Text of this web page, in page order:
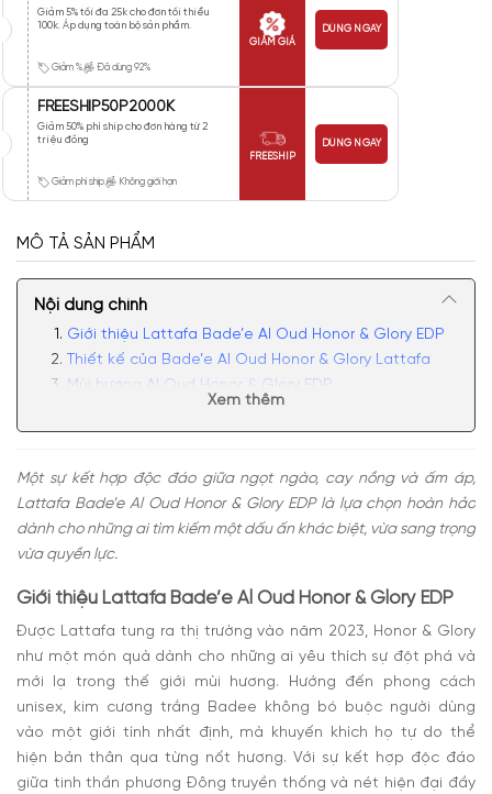
Giảm 5% tối đa 25k cho đơn tối thiểu
100k. Áp dụng toàn bộ sản phẩm.
Giảm % Đã dùng 92%
GIẢM GIÁ
DÙNG NGAY
FREESHIP50P2000K
Giảm 50% phí ship cho đơn hàng từ 2
triệu đồng
Giảm phí ship Không giới hạn
FREESHIP
DÙNG NGAY
MÔ TẢ SẢN PHẨM
Nội dung chính
Giới thiệu Lattafa Bade’e Al Oud Honor & Glory EDP
Thiết kế của Bade’e Al Oud Honor & Glory Lattafa
Mùi hương Al Oud Honor & Glory EDP
Niche?
Xem thêm
Một sự kết hợp độc đáo giữa ngọt ngào, cay nồng và ấm áp,
Lattafa Bade’e Al Oud Honor & Glory EDP là lựa chọn hoàn hảo
dành cho những ai tìm kiếm một dấu ấn khác biệt, vừa sang trọng
vừa quyền lực.
Giới thiệu Lattafa Bade’e Al Oud Honor & Glory EDP
Được Lattafa tung ra thị trường vào năm 2023, Honor & Glory
như một món quà dành cho những ai yêu thích sự đột phá và
mới lạ trong thế giới mùi hương. Hướng đến phong cách
unisex, kim cương trắng Badee không bó buộc người dùng
vào một giới tính nhất định, mà khuyến khích họ tự do thể
hiện bản thân qua từng nốt hương. Với sự kết hợp độc đáo
giữa tinh thần phương Đông truyền thống và nét hiện đại đầy